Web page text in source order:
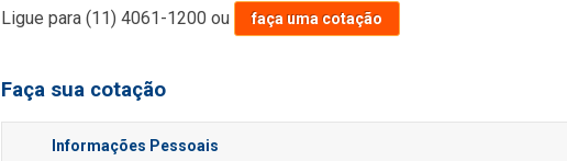
Ligue para(11) 4061-1200 ou faça uma cotação
Faça sua cotação
Informações Pessoais